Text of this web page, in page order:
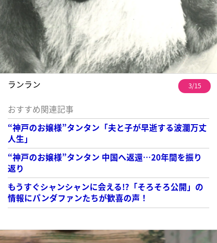
ランラン 3/15
おすすめ関連記事
“神戸のお嬢様”タンタン「夫と子が早逝する波瀾万丈
人生」
“神戸のお嬢様”タンタン 中国へ返還…20年間を振り
返り
もうすぐシャンシャンに会える!?「そろそろ公開」の
情報にパンダファンたちが歓喜の声！